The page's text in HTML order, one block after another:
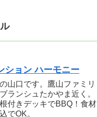
ション ハーモニー
山口です。鷹山ファミリ
ランシュたかやま近く。
付きデッキでBBQ！食材
でOK。